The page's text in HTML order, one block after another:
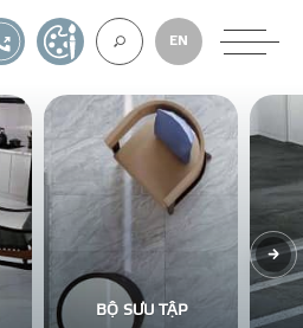
VỀ CHÚNG
GẠCH ỐP LÁT
EN
1900561582TỰ THIẾT KẾ
BỘ SƯU TẬP